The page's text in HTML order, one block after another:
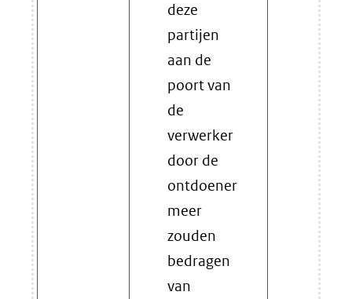
deze
partijen
aan de
poort van
de
verwerker
door de
ontdoener
meer
zouden
bedragen
van